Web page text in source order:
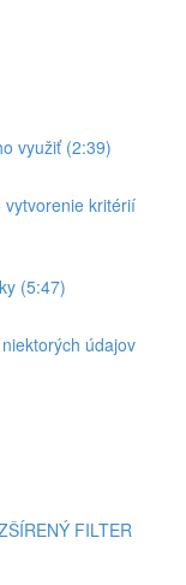
využiť (2:39)
kritérií
(5:47)
údajov
FILTER